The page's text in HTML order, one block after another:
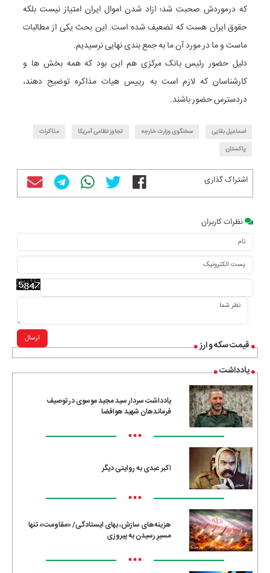
قیمت سکه و ارز
یادداشت
یادداشت سردار سید مجید موسوی در توصیف
فرماندهان شهید هوافضا
•••
اکبر عبدی به روایتی دیگر
•••
هزینه‌های سازش، بهای ایستادگی/ «مقاومت» تنها
مسیرِ رسیدن به پیروزی
•••
که درموردش صحبت شد؛ ازاد شدن اموال ایران امتیاز نیست بلکه
حقوق ایران هست که تضعیف شده است. این بحث یکی از مطالبات
ماست و ما در مورد آن ما به جمع بندی نهایی نرسیدیم.
دلیل حضور رئیس بانک مرکزی هم این بود که همه بخش ها و
کارشناسان که لازم است به رییس هیات مذاکره توضیح دهند،
دردسترس حضور باشند.
اسماعیل بقایی سخنگوی وزارت خارجه تجاوز نظامی آمریکا
مذاکرات
پاکستان
اشتراک گذاری
نظرات کاربران
ارسال